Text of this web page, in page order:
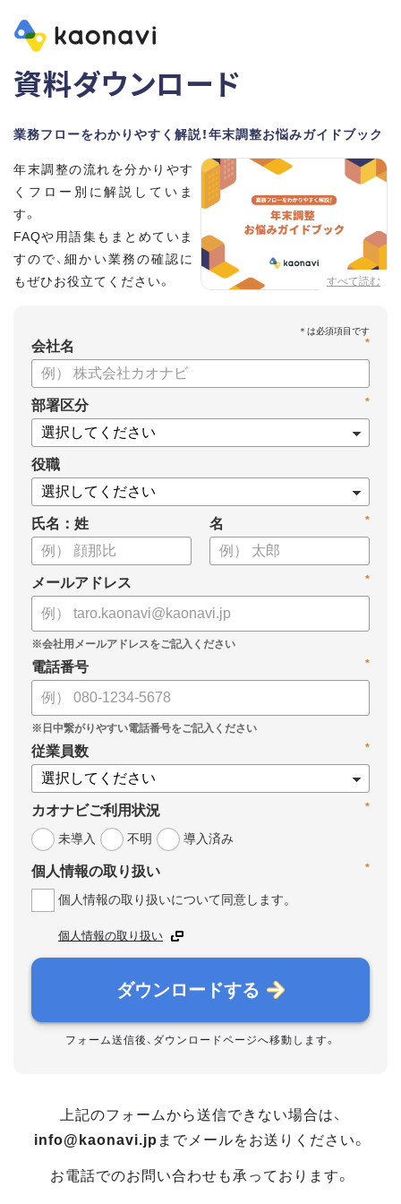
資料ダウンロード
業務フローをわかりやすく解説！年末調整お悩みガイドブック
すべて読む
年末調整の流れを分かりやす
くフロー別に解説していま
す。
FAQや用語集もまとめていま
すので、細かい業務の確認に
もぜひお役立てください。
*
会社名
*
部署区分
役職
氏名：姓 *
名
*
メールアドレス
*
電話番号
*
従業員数
*
カオナビご利用状況
未導入
不明 導入済み
*
個人情報の取り扱い
個人情報の取り扱いについて同意します。
個人情報の取り扱い
ダウンロードする
フォーム送信後、ダウンロードページへ移動します。
上記のフォームから送信できない場合は、
info@kaonavi.jp までメールをお送りください。
お電話でのお問い合わせも承っております。